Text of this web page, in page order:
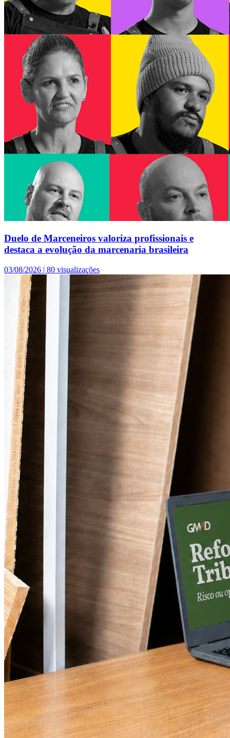
Duelo de Marceneiros valoriza profissionais e
destaca a evolução da marcenaria brasileira
03/08/2026 | 80 visualizações